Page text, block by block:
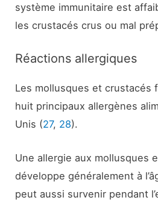
système immunitaire est
les crustacés crus ou mal
Réactions allergiques
Les mollusques et crustacés
huit principaux allergènes
Unis (27, 28).
Une allergie aux mollusques
développe généralement à
peut aussi survenir pendant